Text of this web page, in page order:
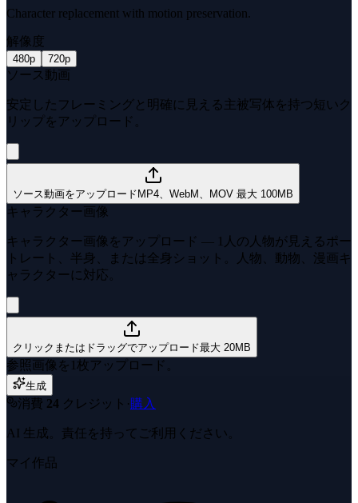
Character replacement with motion preservation.
解像度
480p 720p
ソース動画
安定したフレーミングと明確に見える主被写体を持つ短いク
リップをアップロード。
ソース動画をアップロード MP4、WebM、MOV 最大 100MB
キャラクター画像
キャラクター画像をアップロード — 1人の人物が見えるポー
トレート、半身、または全身ショット。人物、動物、漫画キ
ャラクターに対応。
クリックまたはドラッグでアップロード最大 20MB
参照画像を1枚アップロード。
生成
消費 24 クレジット ·購入
AI 生成。責任を持ってご利用ください。
マイ作品